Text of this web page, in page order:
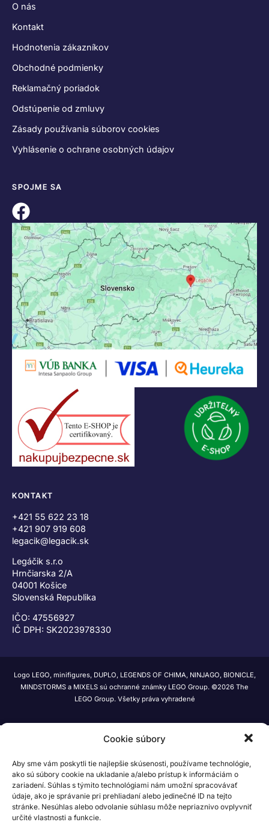
Cookie súbory
Aby sme vám poskytli tie najlepšie skúsenosti, používame technológie,
ako sú súbory cookie na ukladanie a/alebo prístup k informáciám o
zariadení. Súhlas s týmito technológiami nám umožní spracovávať
údaje, ako je správanie pri prehliadaní alebo jedinečné ID na tejto
stránke. Nesúhlas alebo odvolanie súhlasu môže nepriaznivo ovplyvniť
určité vlastnosti a funkcie.
O nás
Kontakt
Hodnotenia zákazníkov
Obchodné podmienky
Reklamačný poriadok
Odstúpenie od zmluvy
Zásady používania súborov cookies
Vyhlásenie o ochrane osobných údajov
SPOJME SA
KONTAKT
+421 55 622 23 18
+421 907 919 608
legacik@legacik.sk
Legáčik s.r.o
Hrnčiarska 2/A
04001 Košice
Slovenská Republika
IČO: 47556927
IČ DPH: SK2023978330
Logo LEGO, minifigures, DUPLO, LEGENDS OF CHIMA, NINJAGO, BIONICLE,
MINDSTORMS a MIXELS sú ochranné známky LEGO Group. ©2026 The
LEGO Group. Všetky práva vyhradené